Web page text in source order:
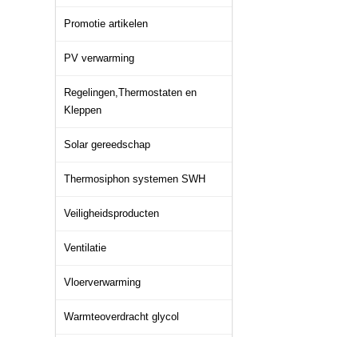
Promotie artikelen
PV verwarming
Regelingen,Thermostaten en
Kleppen
Solar gereedschap
Thermosiphon systemen SWH
Veiligheidsproducten
Ventilatie
Vloerverwarming
Warmteoverdracht glycol